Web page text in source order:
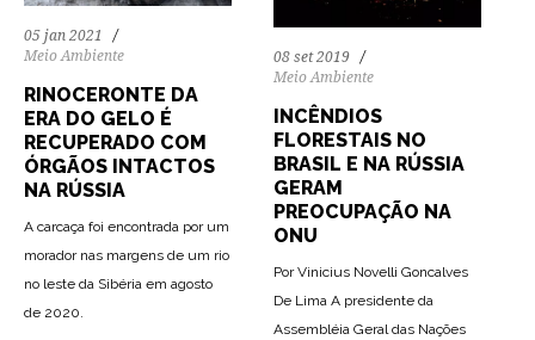
05 jan 2021
Meio Ambiente
RINOCERONTE DA
ERA DO GELO É
RECUPERADO COM
ÓRGÃOS INTACTOS
NA RÚSSIA
A carcaça foi encontrada por um
morador nas margens de um rio
no leste da Sibéria em agosto
de 2020.
08 set 2019
Meio Ambiente
INCÊNDIOS
FLORESTAIS NO
BRASIL E NA RÚSSIA
GERAM
PREOCUPAÇÃO NA
ONU
Por Vinicius Novelli Goncalves
De Lima A presidente da
Assembléia Geral das Nações